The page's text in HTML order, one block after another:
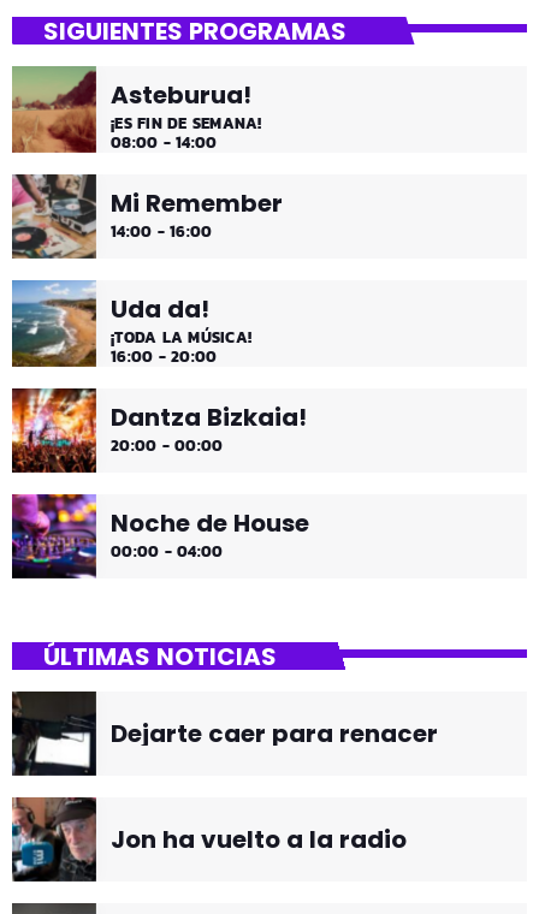
SIGUIENTES PROGRAMAS
Asteburua!
¡ES FIN DE SEMANA!
08:00 - 14:00
Mi Remember
14:00 - 16:00
Uda da!
¡TODA LA MÚSICA!
16:00 - 20:00
Dantza Bizkaia!
20:00 - 00:00
Noche de House
00:00 - 04:00
ÚLTIMAS NOTICIAS
Dejarte caer para renacer
Jon ha vuelto a la radio